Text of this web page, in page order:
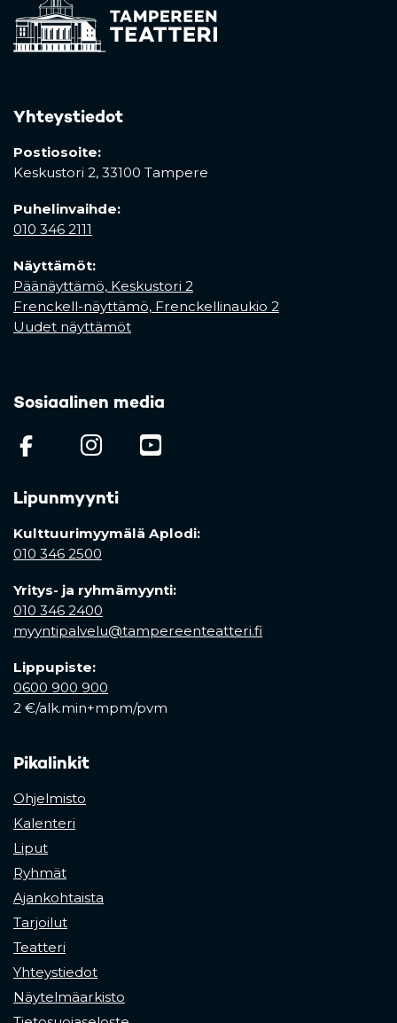
Yhteystiedot
Postiosoite:
Keskustori 2, 33100 Tampere
Puhelinvaihde:
010 346 2111
Näyttämöt:
Päänäyttämö, Keskustori 2
Frenckell-näyttämö, Frenckellinaukio 2
Uudet näyttämöt
Sosiaalinen media
(opens in a new tab)
(opens in a new tab)
Lipunmyynti
Kulttuurimyymälä Aplodi:
010 346 2500
Yritys- ja ryhmämyynti:
010 346 2400
myyntipalvelu@tampereenteatteri.fi
Lippupiste:
0600 900 900
2 €/alk.min+mpm/pvm
Pikalinkit
Ohjelmisto
Kalenteri
Liput
Ryhmät
Ajankohtaista
Tarjoilut
Teatteri
Yhteystiedot
Näytelmäarkisto